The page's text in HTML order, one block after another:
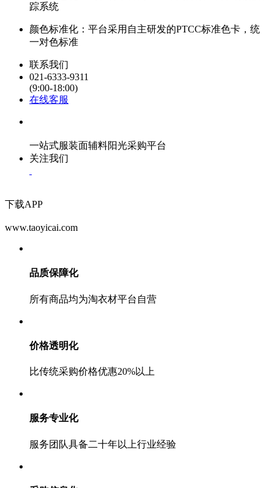
踪系统
颜色标准化：平台采用自主研发的PTCC标准色卡，统
一对色标准
联系我们
021-6333-9311
(9:00-18:00)
在线客服
一站式服装面辅料阳光采购平台
关注我们
下载APP
www.taoyicai.com
品质保障化
所有商品均为淘衣材平台自营
价格透明化
比传统采购价格优惠20%以上
服务专业化
服务团队具备二十年以上行业经验